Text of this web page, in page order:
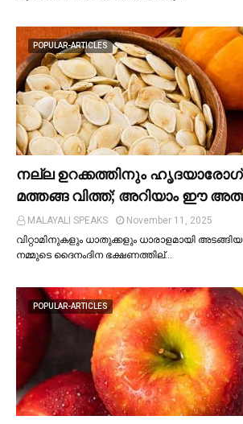
POPULAR-ARTICLES
നല്ല ഉറക്കത്തിനും
മത്തങ്ങ വിത്ത്; അറിയാം ഈ
MALAYALI SPEAKS
November 11, 2025
വിറ്റാമിനുകളും ധാതുക്കളും ധാരാളമായി
നമ്മുടെ ദൈനംദിന ഭക്ഷണത്തില്…
POPULAR-ARTICLES